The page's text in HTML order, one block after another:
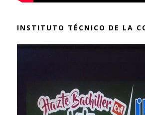
INSTITUTO TÉCNICO DE LA